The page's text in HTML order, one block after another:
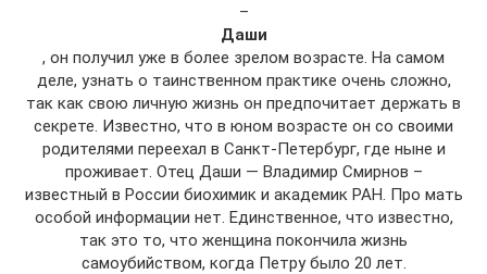
–
Даши
, он получил уже в более зрелом возрасте. На самом
деле, узнать о таинственном практике очень сложно,
так как свою личную жизнь он предпочитает держать в
секрете. Известно, что в юном возрасте он со своими
родителями переехал в Санкт-Петербург, где ныне и
проживает. Отец Даши — Владимир Смирнов –
известный в России биохимик и академик РАН. Про мать
особой информации нет. Единственное, что известно,
так это то, что женщина покончила жизнь
самоубийством, когда Петру было 20 лет.